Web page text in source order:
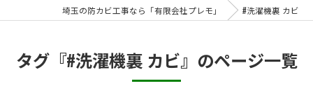
埼玉の防カビ工事なら「有限会社プレモ」 #洗濯機裏 カビ
タグ『#洗濯機裏 カビ』のページ一覧